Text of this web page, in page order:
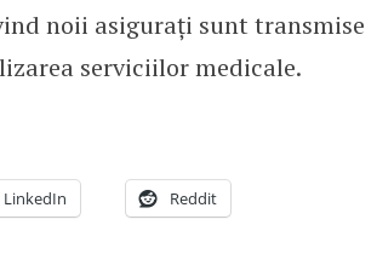
noii asigurați sunt transmise
serviciilor medicale.
LinkedIn Reddit